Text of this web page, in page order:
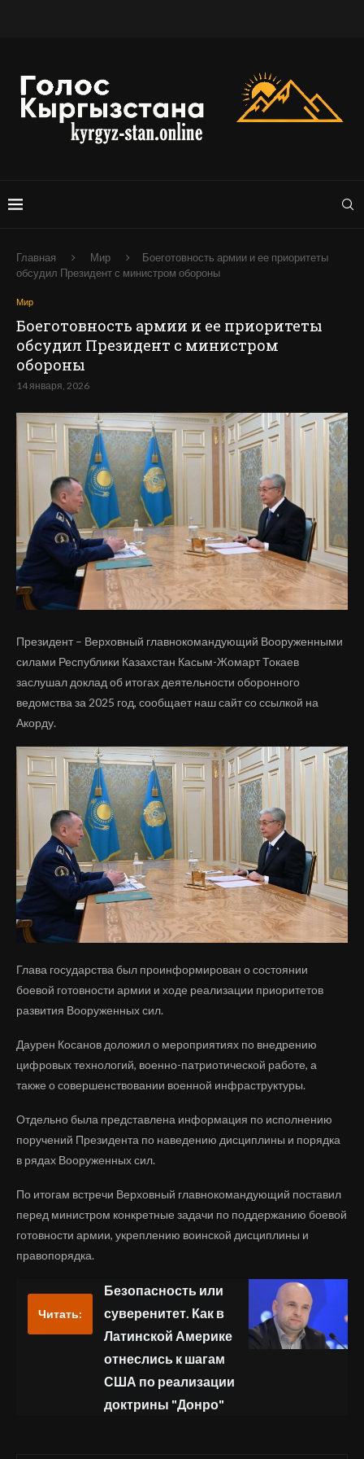
Главная Мир
Боеготовность армии и ее приоритеты
обсудил Президент с министром обороны
Мир
Боеготовность армии и ее приоритеты
обсудил Президент с министром
обороны
14 января, 2026
Президент – Верховный главнокомандующий Вооруженными
силами Республики Казахстан Касым-Жомарт Токаев
заслушал доклад об итогах деятельности оборонного
ведомства за 2025 год, сообщает наш сайт со ссылкой на
Акорду.
Глава государства был проинформирован о состоянии
боевой готовности армии и ходе реализации приоритетов
развития Вооруженных сил.
Даурен Косанов доложил о мероприятиях по внедрению
цифровых технологий, военно-патриотической работе, а
также о совершенствовании военной инфраструктуры.
Отдельно была представлена информация по исполнению
поручений Президента по наведению дисциплины и порядка
в рядах Вооруженных сил.
По итогам встречи Верховный главнокомандующий поставил
перед министром конкретные задачи по поддержанию боевой
готовности армии, укреплению воинской дисциплины и
правопорядка.
Читать:
Безопасность или
суверенитет. Как в
Латинской Америке
отнеслись к шагам
США по реализации
доктрины "Донро"